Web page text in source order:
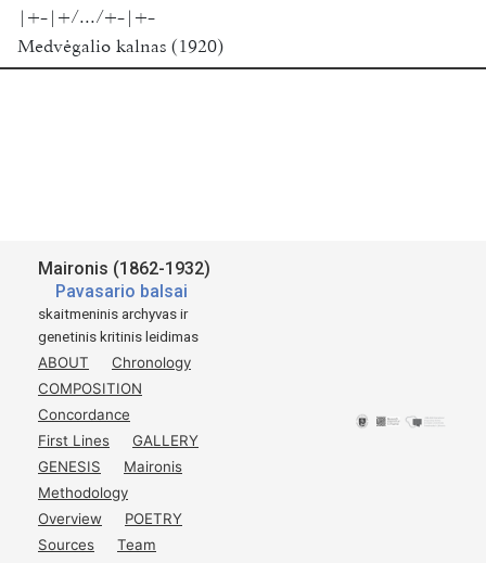
|+-|+/.../+-|+-
Medvėgalio kalnas (1920)
Maironis, 1862–1932
Šaltinis:
Maironis-Mačiulis.
Pavasario Balsai
Penktą kartą atspausta ir žymiai padauginta.
Tilžė
1920
Švento Kazimiero Draugijos leidinys.
31-32
Maironis (1862-1932)
Pavasario balsai
skaitmeninis archyvas ir
genetinis kritinis leidimas
ABOUT
Chronology
COMPOSITION
Concordance
First Lines
GALLERY
GENESIS
Maironis
Methodology
Overview
POETRY
Sources
Team